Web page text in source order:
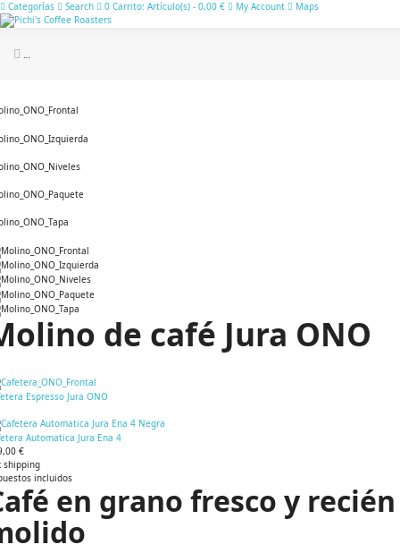
Categorías Search 0 Carrito: Artículo(s) - 0,00 € My Account Maps
de café Jura ONO
Espresso Jura ONO
Automatica Jura Ena 4
€
shipping
incluidos
en grano fresco y recién